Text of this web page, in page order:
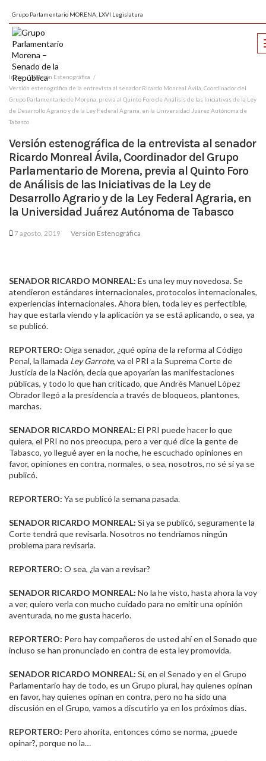
Grupo Parlamentario MORENA, LXVI Legislatura
Inicio
Versión Estenográfica
Versión estenográfica de la entrevista al senador Ricardo Monreal Ávila, Coordinador del
Grupo Parlamentario de Morena, previa al Quinto Foro de Análisis de las Iniciativas de la Ley
de Desarrollo Agrario y de la Ley Federal Agraria, en la Universidad Juárez Autónoma de
Tabasco
Versión estenográfica de la entrevista al senador
Ricardo Monreal Ávila, Coordinador del Grupo
Parlamentario de Morena, previa al Quinto Foro
de Análisis de las Iniciativas de la Ley de
Desarrollo Agrario y de la Ley Federal Agraria, en
la Universidad Juárez Autónoma de Tabasco
7 agosto, 2019 Versión Estenográfica
SENADOR RICARDO MONREAL: Es una ley muy novedosa. Se
atendieron estándares internacionales, protocolos internacionales,
experiencias internacionales. Ahora bien, toda ley es perfectible,
hay que estarla viendo y la aplicación ya se está aplicando, o sea, ya
se publicó.
REPORTERO: Oiga senador, ¿qué opina de la reforma al Código
Penal, la llamada Ley Garrote, va el PRI a la Suprema Corte de
Justicia de la Nación, decía que apoyarían las manifestaciones
públicas, y todo lo que han criticado, que Andrés Manuel López
Obrador llegó a la presidencia a través de bloqueos, plantones,
marchas.
SENADOR RICARDO MONREAL: El PRI puede hacer lo que
quiera, el PRI no nos preocupa, pero a ver qué dice la gente de
Tabasco, yo llegué ayer en la noche, he escuchado opiniones en
favor, opiniones en contra, normales, o sea, nosotros, no sé si ya se
publicó.
REPORTERO: Ya se publicó la semana pasada.
SENADOR RICARDO MONREAL: Si ya se publicó, seguramente la
Corte tendrá que revisarla. Nosotros no tendríamos ningún
problema para revisarla.
REPORTERO: O sea, ¿la van a revisar?
SENADOR RICARDO MONREAL: No la he visto, hasta ahora la voy
a ver, quiero verla con mucho cuidado para no emitir una opinión
aventurada, no me gusta hacerlo.
REPORTERO: Pero hay compañeros de usted ahí en el Senado que
incluso se han pronunciado en contra de esta ley promovida.
SENADOR RICARDO MONREAL: Sí, en el Senado y en el Grupo
Parlamentario hay de todo, es un Grupo plural, hay quienes opinan
en favor, hay quienes opinan en contra, pero no ha sido una
discusión en el Grupo, vamos a discutirlo ya en los próximos días.
REPORTERO: Pero ahorita, entonces cómo se norma, ¿puede
opinar?, porque no la…